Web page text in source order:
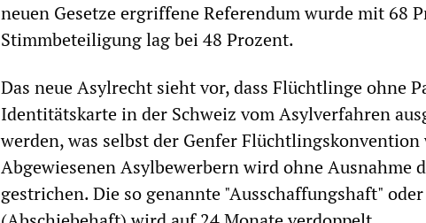
neuen Gesetze ergriffene Referendum wurde mit 68
Stimmbeteiligung lag bei 48 Prozent.
Das neue Asylrecht sieht vor, dass Flüchtlinge ohne
Identitätskarte in der Schweiz vom Asylverfahren
werden, was selbst der Genfer
Abgewiesenen Asylbewerbern wird ohne Ausnahme
gestrichen. Die so genannte "Ausschaffungshaft"